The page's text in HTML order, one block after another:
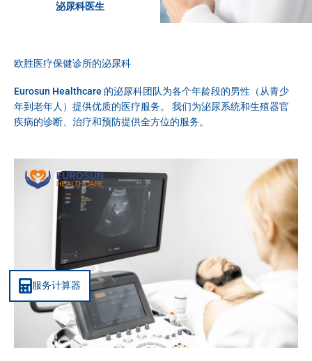
服务计算器
泌尿科医生
欧胜医疗保健诊所的泌尿科
Eurosun Healthcare 的泌尿科团队为各个年龄段的男性（从青少
年到老年人）提供优质的医疗服务。 我们为泌尿系统和生殖器官
疾病的诊断、治疗和预防提供全方位的服务。